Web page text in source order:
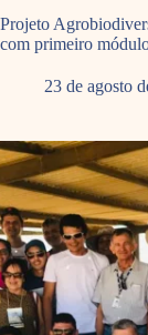
Projeto
com primeiro
23 de agosto